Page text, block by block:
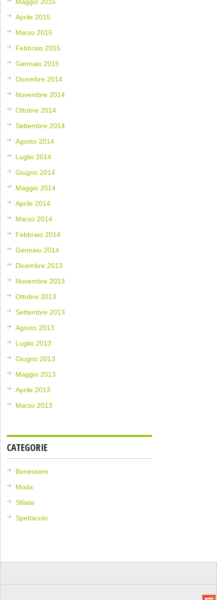
Aprile 2015
Marzo 2015
Febbraio 2015
Gennaio 2015
Dicembre 2014
Novembre 2014
Ottobre 2014
Settembre 2014
Agosto 2014
Luglio 2014
Giugno 2014
Maggio 2014
Aprile 2014
Marzo 2014
Febbraio 2014
Gennaio 2014
Dicembre 2013
Novembre 2013
Ottobre 2013
Settembre 2013
Agosto 2013
Luglio 2013
Giugno 2013
Maggio 2013
Aprile 2013
Marzo 2013
CATEGORIE
Benessere
Moda
Sfilate
Spettacolo